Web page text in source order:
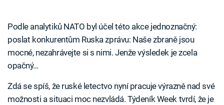
Podle analytiků NATO byl účel této akce jednoznačný:
poslat konkurentům Ruska zprávu: Naše zbraně jsou
mocné, nezahrávejte si s nimi. Jenže výsledek je zcela
opačný…
Zdá se spíš, že ruské letectvo nyní pracuje výrazně nad své
možnosti a situaci moc nezvládá. Týdeník Week tvrdí, že je